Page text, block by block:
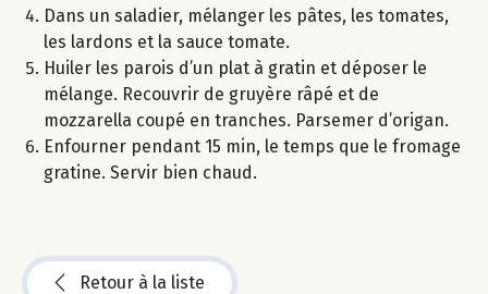
Dans un saladier, mélanger les pâtes, les tomates,
les lardons et la sauce tomate.
Huiler les parois d’un plat à gratin et déposer le
mélange. Recouvrir de gruyère râpé et de
mozzarella coupé en tranches. Parsemer d’origan.
Enfourner pendant 15 min, le temps que le fromage
gratine. Servir bien chaud.
Retour à la liste